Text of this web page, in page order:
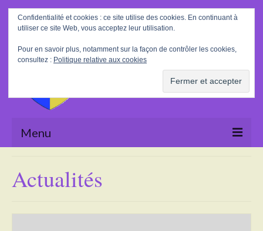
Rechercher
:
Menu
La Mairie
Actualités
Confidentialité et cookies : ce site utilise des cookies. En continuant à
utiliser ce site Web, vous acceptez leur utilisation.
Pour en savoir plus, notamment sur la façon de contrôler les cookies,
consultez : Politique relative aux cookies